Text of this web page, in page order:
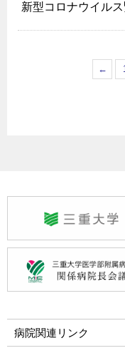
新型コロナウイル
←
病院関連リンク